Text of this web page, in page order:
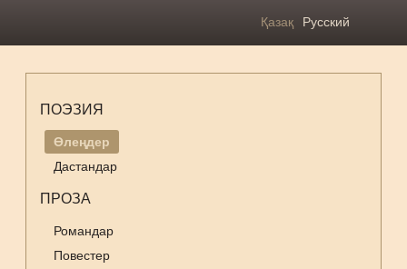
Қазақ Русский
ПОЭЗИЯ
Өлеңдер
Дастандар
ПРОЗА
Романдар
Повестер